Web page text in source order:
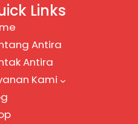
Links
Antira
Antira
Kami